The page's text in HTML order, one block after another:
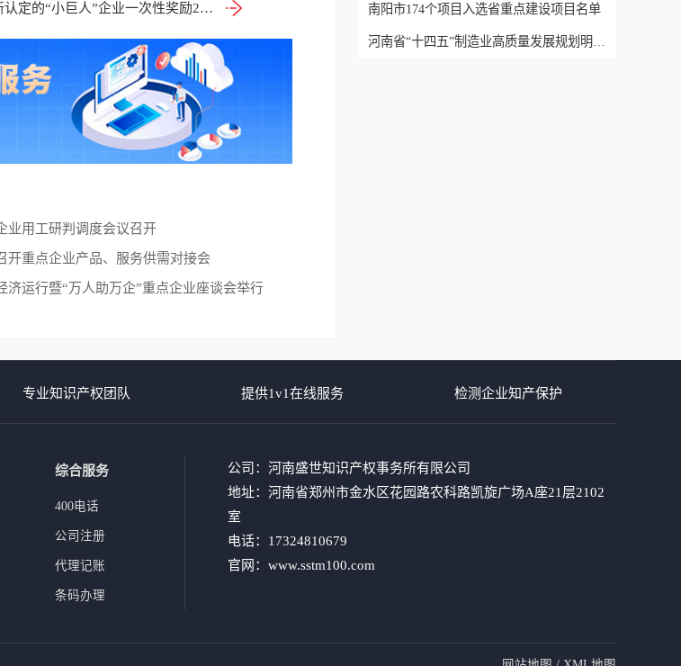
定的“小巨人”企业一次性奖励200万元
业用工研判调度会议召开
开重点企业产品、服务供需对接会
济运行暨“万人助万企”重点企业座谈会举行
南阳市174个项目入选省重点建设项目名单
河南省“十四五”制造业高质量发展规划明确“九高”新任务
专业知识产权团队 提供1v1在线服务 检测企业知产保护
综合服务
400电话
公司注册
代理记账
条码办理
公司：河南盛世知识产权事务所有限公司
地址：河南省郑州市金水区花园路农科路凯旋广场A座21层2102
室
电话：17324810679
官网：www.sstm100.com